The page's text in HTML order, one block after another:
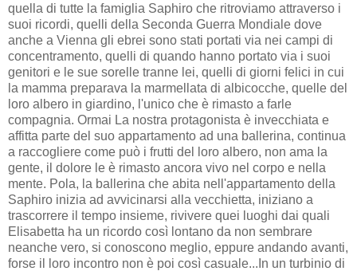
quella di tutte la famiglia Saphiro che ritroviamo attraverso i
suoi ricordi, quelli della Seconda Guerra Mondiale dove
anche a Vienna gli ebrei sono stati portati via nei campi di
concentramento, quelli di quando hanno portato via i suoi
genitori e le sue sorelle tranne lei, quelli di giorni felici in cui
la mamma preparava la marmellata di albicocche, quelle del
loro albero in giardino, l'unico che è rimasto a farle
compagnia. Ormai La nostra protagonista è invecchiata e
affitta parte del suo appartamento ad una ballerina, continua
a raccogliere come può i frutti del loro albero, non ama la
gente, il dolore le è rimasto ancora vivo nel corpo e nella
mente. Pola, la ballerina che abita nell'appartamento della
Saphiro inizia ad avvicinarsi alla vecchietta, iniziano a
trascorrere il tempo insieme, rivivere quei luoghi dai quali
Elisabetta ha un ricordo così lontano da non sembrare
neanche vero, si conoscono meglio, eppure andando avanti,
forse il loro incontro non è poi così casuale...In un turbinio di